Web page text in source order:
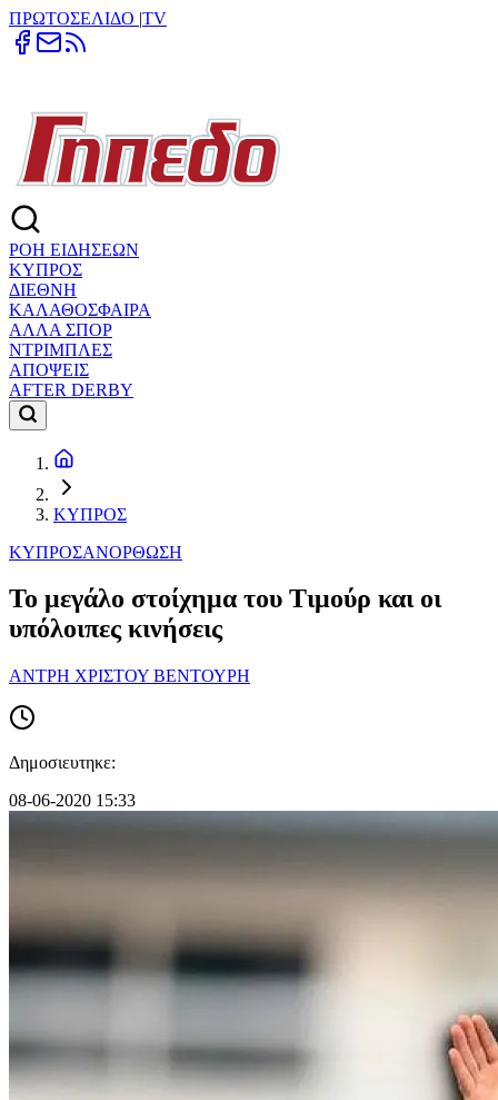
ΠΡΩΤΟΣΕΛΙΔΟ |TV
ΡΟΗ ΕΙΔΗΣΕΩΝ
ΚΥΠΡΟΣ
ΔΙΕΘΝΗ
ΚΑΛΑΘΟΣΦΑΙΡΑ
ΑΛΛΑ ΣΠΟΡ
ΝΤΡΙΜΠΛΕΣ
ΑΠΟΨΕΙΣ
AFTER DERBY
ΚΥΠΡΟΣ
ΚΥΠΡΟΣΑΝΟΡΘΩΣΗ
Το μεγάλο στοίχημα του Τιμούρ και οι
υπόλοιπες κινήσεις
ΑΝΤΡΗ ΧΡΙΣΤΟΥ ΒΕΝΤΟΥΡΗ
Δημοσιευτηκε:
08-06-2020 15:33